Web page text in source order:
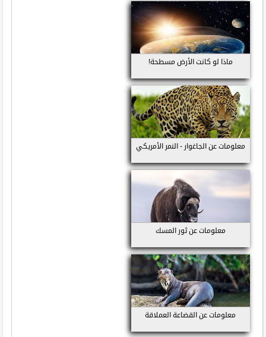
ماذا لو كانت الأرض مسطحة!
معلومات عن الجاغوار - النمر الأمريكي
معلومات عن ثور المسك
معلومات عن القضاعة العملاقة